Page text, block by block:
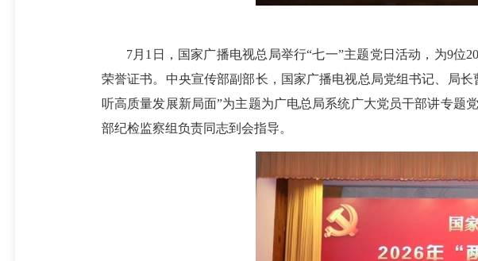
7月1日，国家广播电视总局举行“七一”主题党日活动，为9位
荣誉证书。中央宣传部副部长，国家广播电视总局党组书记、局
听高质量发展新局面”为主题为广电总局系统广大党员干部讲专题
部纪检监察组负责同志到会指导。